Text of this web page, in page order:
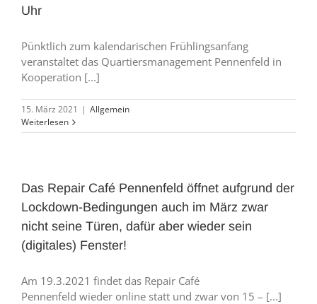
Uhr
Pünktlich zum kalendarischen Frühlingsanfang
veranstaltet das Quartiersmanagement Pennenfeld in
Kooperation [...]
15. März 2021 | Allgemein
Weiterlesen
Das Repair Café Pennenfeld öffnet aufgrund der
Lockdown-Bedingungen auch im März zwar
nicht seine Türen, dafür aber wieder sein
(digitales) Fenster!
Am 19.3.2021 findet das Repair Café
Pennenfeld wieder online statt und zwar von 15 – [...]